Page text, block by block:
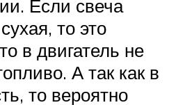
Если свеча
то это
в двигатель не
А так как в
то вероятно